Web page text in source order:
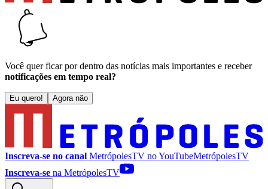
Você quer ficar por dentro das notícias mais importantes e receber
notificações em tempo real?
Eu quero! Agora não
Inscreva-se no canal MetrópolesTV noYouTubeMetrópolesTV
Inscreva-se na MetrópolesTV